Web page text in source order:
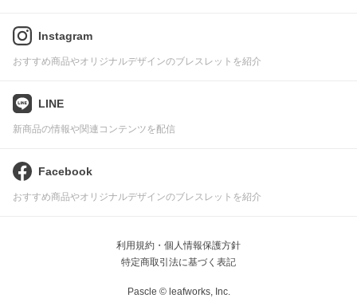
Instagram
おすすめ商品やオリジナルデザインのブレスレットを紹介
LINE
新商品の情報や関連コンテンツを配信
Facebook
おすすめ商品やオリジナルデザインのブレスレットを紹介
利用規約・個人情報保護方針
特定商取引法に基づく表記
Pascle © leafworks, Inc.